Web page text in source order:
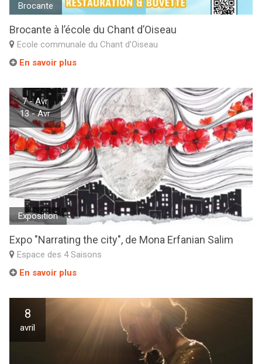
Brocante
Brocante à l’école du Chant d’Oiseau
Ecole communale du Chant d’Oiseau
En savoir plus
7 - Avr
13 - Avr
Exposition
Expo "Narrating the city", de Mona Erfanian Salim
Espace des 4 Saisons
En savoir plus
8
avril